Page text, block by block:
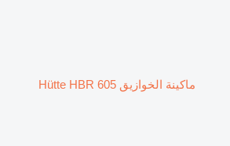
ماكينة الخوازيق Hütte HBR 605